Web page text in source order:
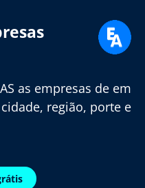
as empresas de em
região, porte e